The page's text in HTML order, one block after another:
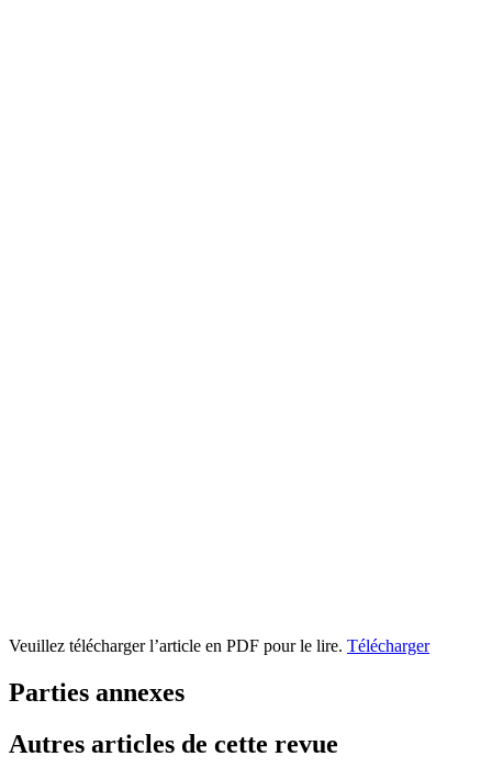
Veuillez télécharger l’article en PDF pour le lire. Télécharger
Parties annexes
Autres articles de cette revue